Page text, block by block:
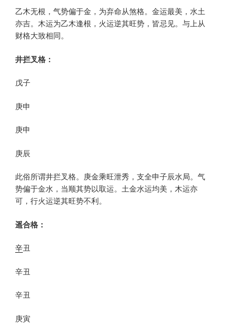
乙木无根，气势偏于金，为弃命从煞格。金运最美，水土
亦吉。木运为乙木逢根，火运逆其旺势，皆忌见。与上从
财格大致相同。
井拦叉格：
戊子
庚申
庚申
庚辰
此俗所谓井拦叉格。庚金乘旺泄秀，支全申子辰水局。气
势偏于金水，当顺其势以取运。土金水运均美，木运亦
可，行火运逆其旺势不利。
遥合格：
辛丑
辛丑
辛丑
庚寅